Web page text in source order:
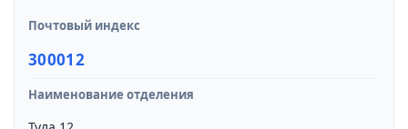
Почтовый индекс
300012
Наименование отделения